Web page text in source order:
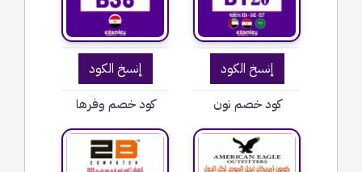
إنسخ الكود
كود خصم نون
إنسخ الكود
كود خصم وفرها